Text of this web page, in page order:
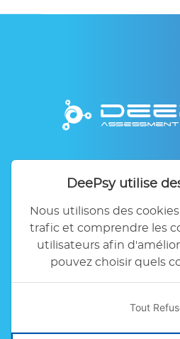
DeePsy utilise
Nous utilisons des
trafic et comprendre les
utilisateurs afin
pouvez choisir quels
Tout
Contact
FAQ
Conditions
Préférences
Copyright